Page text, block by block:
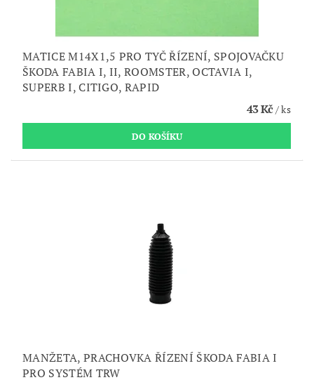
MATICE M14X1,5 PRO TYČ ŘÍZENÍ, SPOJOVAČKU
ŠKODA FABIA I, II, ROOMSTER, OCTAVIA I,
SUPERB I, CITIGO, RAPID
43 Kč/ ks
MANŽETA, PRACHOVKA ŘÍZENÍ ŠKODA FABIA I
PRO SYSTÉM TRW